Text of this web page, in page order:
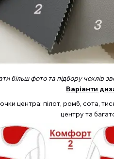
більш фото та підбору чохлів
Варіанти
центра: пілот, ромб, сота,
центру та